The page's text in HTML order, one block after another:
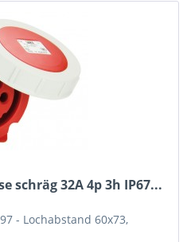
schräg 32A 4p 3h IP67...
- Lochabstand 60x73,